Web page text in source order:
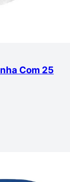
Com 25